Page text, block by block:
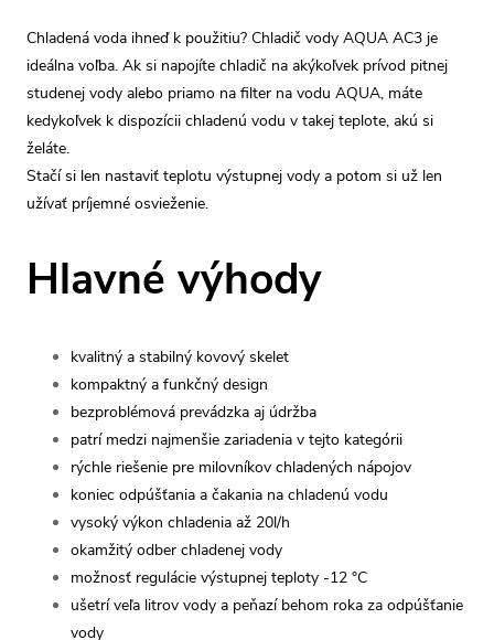
Chladená voda ihneď k použitiu? Chladič vody AQUA AC3 je
ideálna voľba. Ak si napojíte chladič na akýkoľvek prívod pitnej
studenej vody alebo priamo na filter na vodu AQUA, máte
kedykoľvek k dispozícii chladenú vodu v takej teplote, akú si
želáte.
Stačí si len nastaviť teplotu výstupnej vody a potom si už len
užívať príjemné osvieženie.
Hlavné výhody
kvalitný a stabilný kovový skelet
kompaktný a funkčný design
bezproblémová prevádzka aj údržba
patrí medzi najmenšie zariadenia v tejto kategórii
rýchle riešenie pre milovníkov chladených nápojov
koniec odpúšťania a čakania na chladenú vodu
vysoký výkon chladenia až 20l/h
okamžitý odber chladenej vody
možnosť regulácie výstupnej teploty -12 °C
ušetrí veľa litrov vody a peňazí behom roka za odpúšťanie
vody